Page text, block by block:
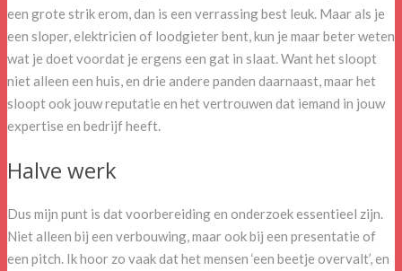
een grote strik erom, dan is een verrassing best leuk. Maar als je
een sloper, elektricien of loodgieter bent, kun je maar beter weten
wat je doet voordat je ergens een gat in slaat. Want het sloopt
niet alleen een huis, en drie andere panden daarnaast, maar het
sloopt ook jouw reputatie en het vertrouwen dat iemand in jouw
expertise en bedrijf heeft.
Halve werk
Dus mijn punt is dat voorbereiding en onderzoek essentieel zijn.
Niet alleen bij een verbouwing, maar ook bij een presentatie of
een pitch. Ik hoor zo vaak dat het mensen ‘een beetje overvalt’, en